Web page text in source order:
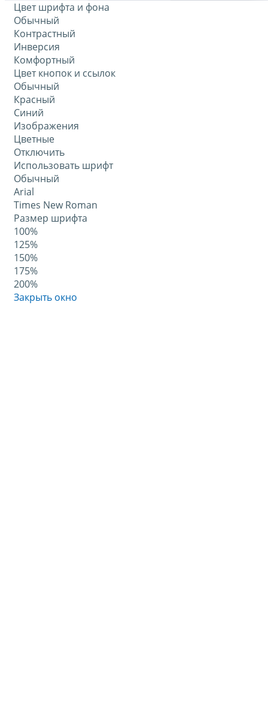
Цвет шрифта и фона
Обычный
Контрастный
Инверсия
Комфортный
Цвет кнопок и ссылок
Обычный
Красный
Синий
Изображения
Цветные
Отключить
Использовать шрифт
Обычный
Arial
Times New Roman
Размер шрифта
100%
125%
150%
175%
200%
Закрыть окно